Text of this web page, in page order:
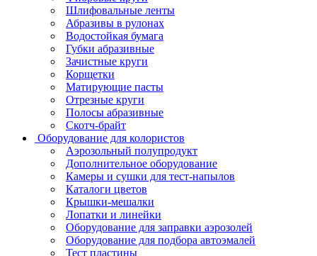
Шлифовальные ленты
Абразивы в рулонах
Водостойкая бумага
Губки абразивные
Зачистные круги
Корщетки
Матирующие пасты
Отрезные круги
Полосы абразивные
Скотч-брайт
Оборудование для колористов
Аэрозольный полупродукт
Дополнительное оборудование
Камеры и сушки для тест-напылов
Каталоги цветов
Крышки-мешалки
Лопатки и линейки
Оборудование для заправки аэрозолей
Оборудование для подбора автоэмалей
Тест пластины